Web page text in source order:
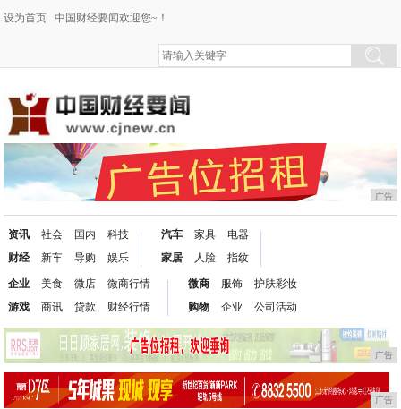
设为首页 中国财经要闻欢迎您~！
广告
资讯
财经
社会
新车
国内
导购
科技
娱乐
汽车
家居
家具
人脸
电器
指纹
企业
游戏
美食
商讯
微店
贷款
微商行情
财经行情
微商
购物
服饰
企业
护肤彩妆
公司活动
广告
广告